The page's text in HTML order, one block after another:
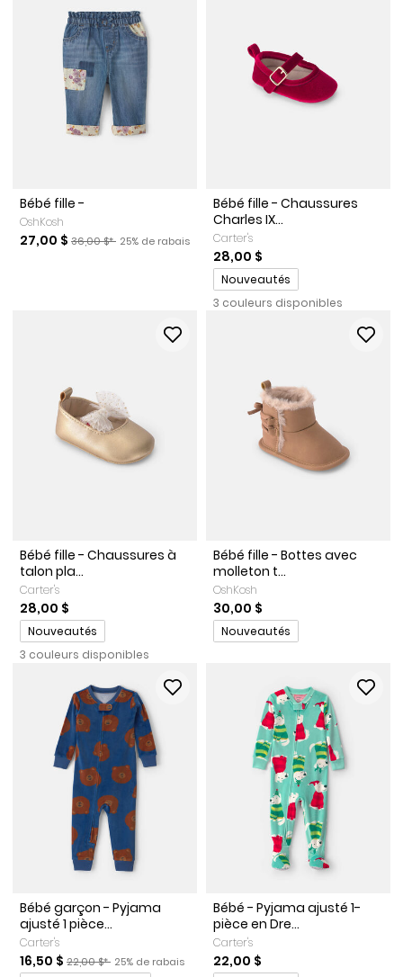
Bébé fille -
OshKosh
Prix de solde
27,00 $ Prix ​​de détail suggéré par le fabricant
36,00 $* Pourcentage de rabais
25% de rabais
Bébé fille - Chaussures
Charles IX...
Carter's
28,00 $
Promotions
Nouveautés
3 couleurs disponibles
Bébé fille - Chaussures à
talon pla...
Carter's
28,00 $
Promotions
Nouveautés
3 couleurs disponibles
Bébé fille - Bottes avec
molleton t...
OshKosh
30,00 $
Promotions
Nouveautés
Bébé garçon - Pyjama
ajusté 1 pièce...
Carter's
Prix de solde
16,50 $ Prix ​​de détail suggéré par le fabricant
22,00 $* Pourcentage de rabais
25% de rabais
Bébé - Pyjama ajusté 1-
pièce en Dre...
Carter's
22,00 $